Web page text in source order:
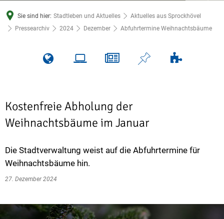
Sie sind hier: Stadtleben und Aktuelles
Aktuelles aus Sprockhövel
Pressearchiv
2024 Dezember Abfuhrtermine Weihnachtsbäume
Kostenfreie Abholung der
Weihnachtsbäume im Januar
Die Stadtverwaltung weist auf die Abfuhrtermine für
Weihnachtsbäume hin.
27. Dezember 2024